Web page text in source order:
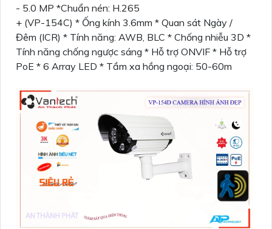
- 5.0 MP *Chuẩn nén: H.265
+ (VP-154C) * Ống kính 3.6mm * Quan sát Ngày /
Đêm (ICR) * Tính năng: AWB, BLC * Chống nhiễu 3D *
Tính năng chống ngược sáng * Hỗ trợ ONVIF * Hỗ trợ
PoE * 6 Array LED * Tầm xa hồng ngoại: 50-60m